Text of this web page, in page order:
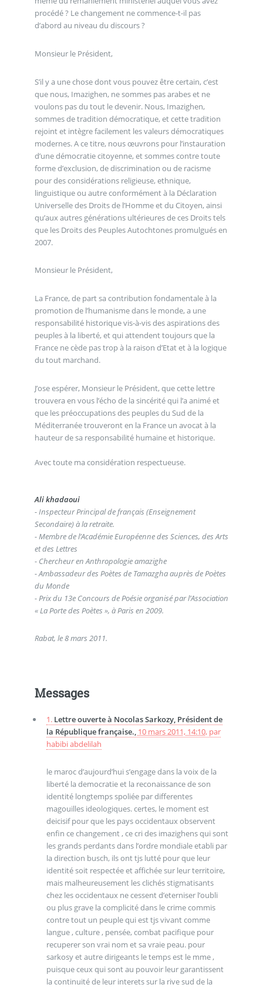
procédé ? Le changement ne commence-t-il pas
d’abord au niveau du discours ?
Monsieur le Président,
S’il y a une chose dont vous pouvez être certain, c’est
que nous, Imazighen, ne sommes pas arabes et ne
voulons pas du tout le devenir. Nous, Imazighen,
sommes de tradition démocratique, et cette tradition
rejoint et intègre facilement les valeurs démocratiques
modernes. A ce titre, nous œuvrons pour l’instauration
d’une démocratie citoyenne, et sommes contre toute
forme d’exclusion, de discrimination ou de racisme
pour des considérations religieuse, ethnique,
linguistique ou autre conformément à la Déclaration
Universelle des Droits de l’Homme et du Citoyen, ainsi
qu’aux autres générations ultérieures de ces Droits tels
que les Droits des Peuples Autochtones promulgués en
2007.
Monsieur le Président,
La France, de part sa contribution fondamentale à la
promotion de l’humanisme dans le monde, a une
responsabilité historique vis-à-vis des aspirations des
peuples à la liberté, et qui attendent toujours que la
France ne cède pas trop à la raison d’Etat et à la logique
du tout marchand.
J’ose espérer, Monsieur le Président, que cette lettre
trouvera en vous l’écho de la sincérité qui l’a animé et
que les préoccupations des peuples du Sud de la
Méditerranée trouveront en la France un avocat à la
hauteur de sa responsabilité humaine et historique.
Avec toute ma considération respectueuse.
Ali khadaoui
- Inspecteur Principal de français (Enseignement
Secondaire) à la retraite.
- Membre de l’Académie Européenne des Sciences, des Arts
et des Lettres
- Chercheur en Anthropologie amazighe
- Ambassadeur des Poètes de Tamazgha auprès de Poètes
du Monde
- Prix du 13e Concours de Poésie organisé par l’Association
« La Porte des Poètes », à Paris en 2009.
Rabat, le 8 mars 2011.
Messages
1. Lettre ouverte à Nocolas Sarkozy, Président de
la République française., 10 mars 2011, 14:10, par
habibi abdelilah
le maroc d’aujourd’hui s’engage dans la voix de la
liberté la democratie et la reconaissance de son
identité longtemps spoliée par differentes
magouilles ideologiques. certes, le moment est
deicisif pour que les pays occidentaux observent
enfin ce changement , ce cri des imazighens qui sont
les grands perdants dans l’ordre mondiale etabli par
la direction busch, ils ont tjs lutté pour que leur
identité soit respectée et affichée sur leur territoire,
mais malheureusement les clichés stigmatisants
chez les occidentaux ne cessent d’eterniser l’oubli
ou plus grave la complicité dans le crime commis
contre tout un peuple qui est tjs vivant comme
langue , culture , pensée, combat pacifique pour
recuperer son vrai nom et sa vraie peau. pour
sarkosy et autre dirigeants le temps est le mme ,
puisque ceux qui sont au pouvoir leur garantissent
la continuité de leur interets sur la rive sud de la